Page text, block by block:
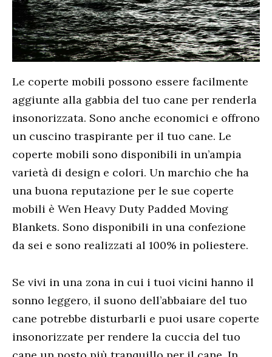
Le coperte mobili possono essere facilmente
aggiunte alla gabbia del tuo cane per renderla
insonorizzata. Sono anche economici e offrono
un cuscino traspirante per il tuo cane. Le
coperte mobili sono disponibili in un’ampia
varietà di design e colori. Un marchio che ha
una buona reputazione per le sue coperte
mobili è Wen Heavy Duty Padded Moving
Blankets. Sono disponibili in una confezione
da sei e sono realizzati al 100% in poliestere.
Se vivi in ​​una zona in cui i tuoi vicini hanno il
sonno leggero, il suono dell’abbaiare del tuo
cane potrebbe disturbarli e puoi usare coperte
insonorizzate per rendere la cuccia del tuo